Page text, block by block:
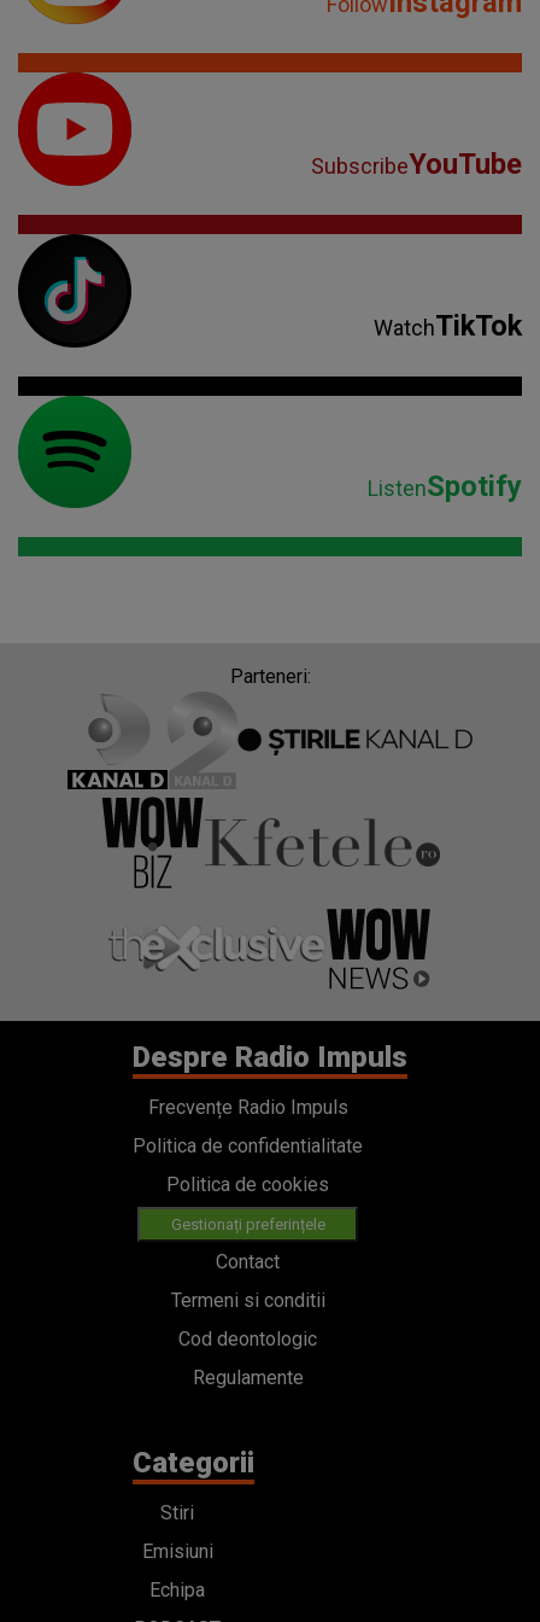
SubscribeYouTube
WatchTikTok
ListenSpotify
Parteneri:
Despre Radio Impuls
Frecvențe Radio Impuls
Politica de confidentialitate
Politica de cookies
Gestionați preferințele
Contact
Termeni si conditii
Cod deontologic
Regulamente
Categorii
Stiri
Emisiuni
Echipa